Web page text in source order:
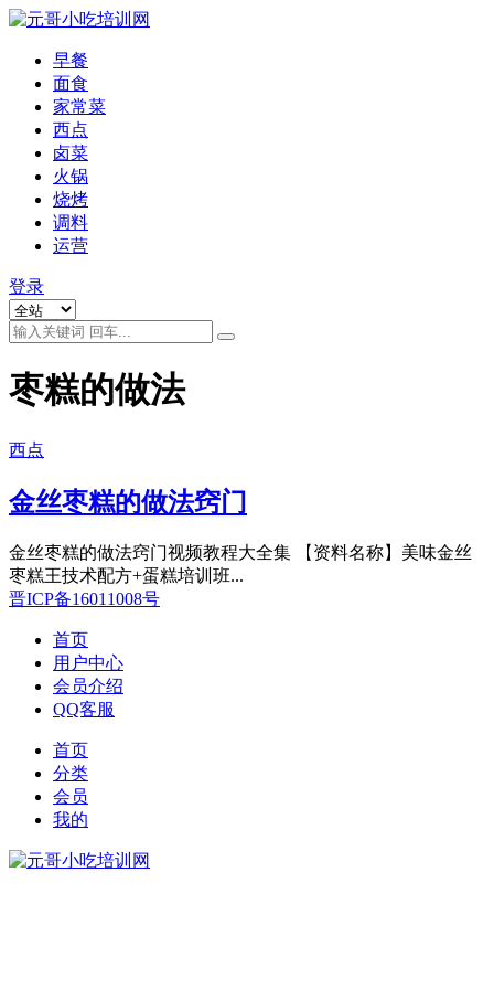
早餐
面食
家常菜
西点
卤菜
火锅
烧烤
调料
运营
登录
枣糕的做法
西点
金丝枣糕的做法窍门
金丝枣糕的做法窍门视频教程大全集 【资料名称】美味金丝
枣糕王技术配方+蛋糕培训班...
晋ICP备16011008号
首页
用户中心
会员介绍
QQ客服
首页
分类
会员
我的